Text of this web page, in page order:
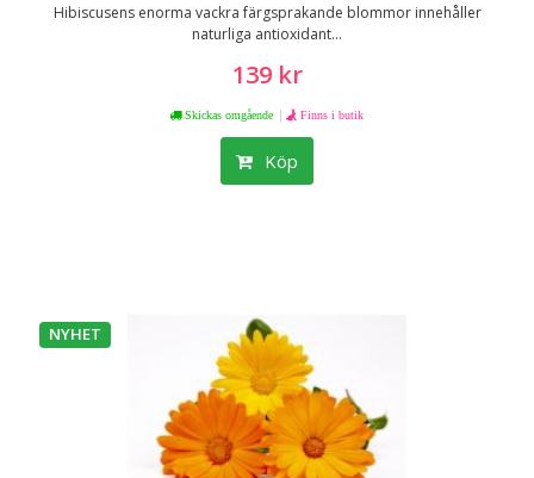
Hibiscusens enorma vackra färgsprakande blommor innehåller
naturliga antioxidant...
139 kr
Skickas omgående | Finns i butik
Köp
NYHET